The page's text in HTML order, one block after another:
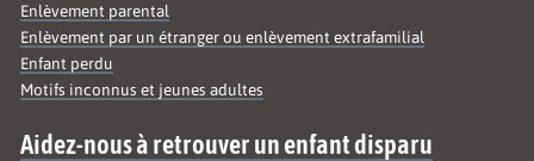
Enlèvement parental
Enlèvement par un étranger ou enlèvement extrafamilial
Enfant perdu
Motifs inconnus et jeunes adultes
Aidez-nous à retrouver un enfant disparu